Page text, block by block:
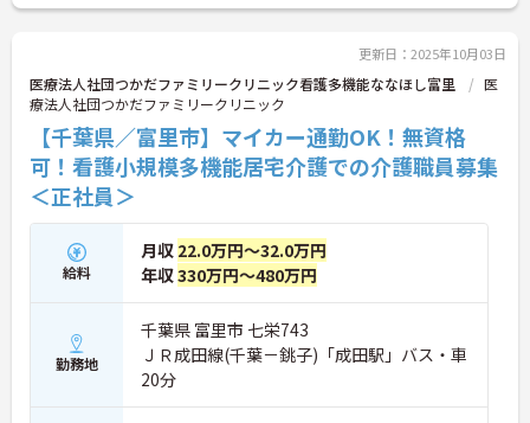
更新日：2025年10月03日
医療法人社団つかだファミリークリニック看護多機能ななほし富里
医
療法人社団つかだファミリークリニック
【千葉県／富里市】マイカー通勤OK！無資格
可！看護小規模多機能居宅介護での介護職員募集
＜正社員＞
給料
月収 22.0万円～32.0万円
年収330万円～480万円
勤務地
千葉県 富里市 七栄743
ＪＲ成田線(千葉－銚子)「成田駅」バス・車
20分